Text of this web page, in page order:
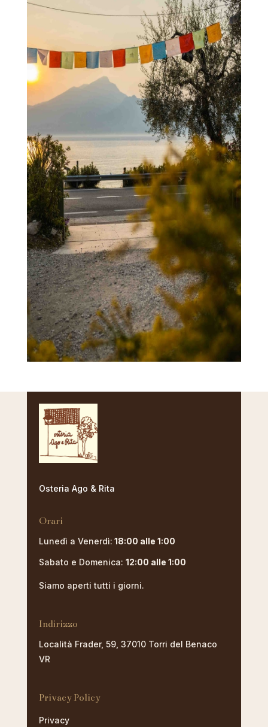
Osteria Ago & Rita
Orari
Lunedì a Venerdì: 18:00 alle 1:00
Sabato e Domenica: 12:00 alle 1:00
Siamo aperti tutti i giorni.
Indirizzo
Località Frader, 59, 37010 Torri del Benaco
VR
Privacy Policy
Privacy